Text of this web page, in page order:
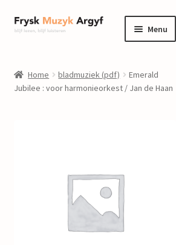
Ga
door
navigatie
Ga
naar
inhoud
Menu
informatie
Home bladmuziek (pdf)
Emerald
Jubilee : voor harmonieorkest / Jan de Haan